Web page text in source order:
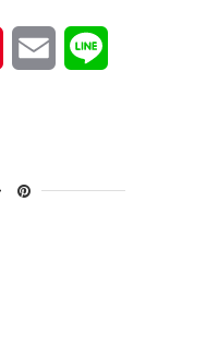
PinterestEmail